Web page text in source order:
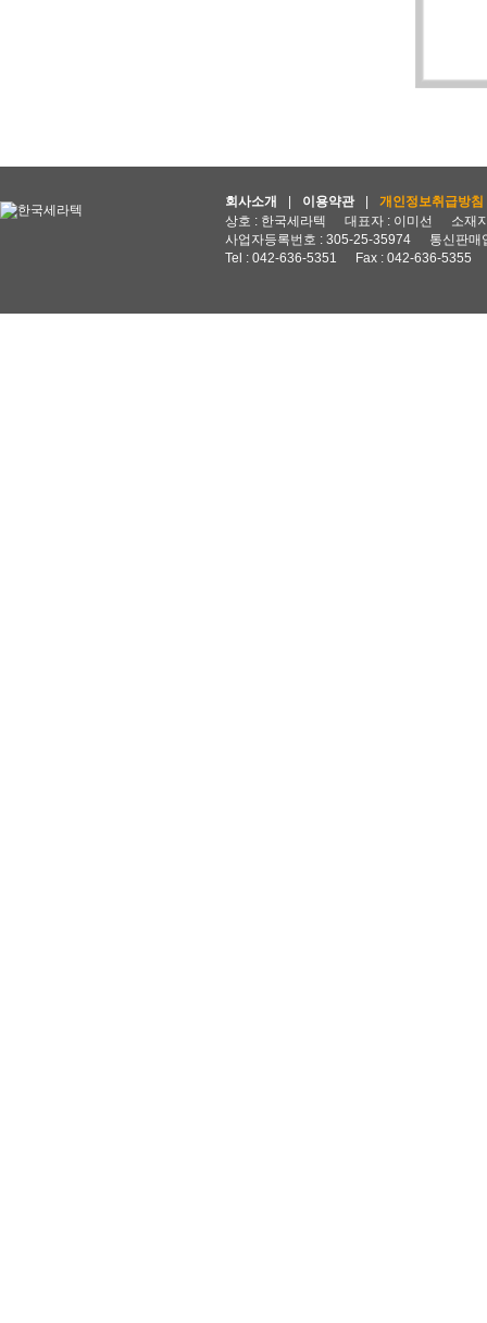
회사소개 이용약관
개인정보취급방침
상호 : 한국세라텍
대표자 : 이미선
소재
사업자등록번호 : 305-25-35974
통신판매
Tel : 042-636-5351
Fax : 042-636-5355